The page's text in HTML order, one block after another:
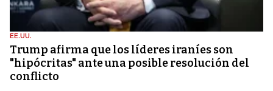
EE.UU.
Trump afirma que los líderes iraníes son
"hipócritas" ante una posible resolución del
conflicto